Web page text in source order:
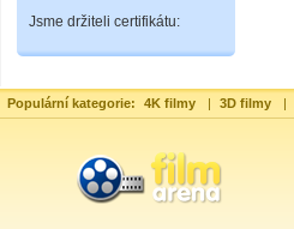
Jsme držiteli certifikátu:
Populární kategorie: 4K filmy | 3D filmy |